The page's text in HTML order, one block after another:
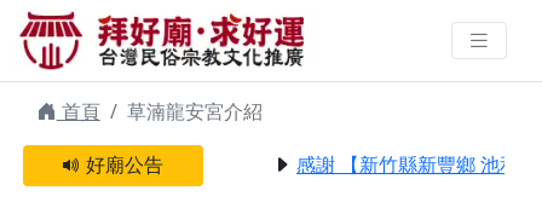
草湳龍安宮 | 拜好廟求好運 找到與
您有緣的信仰
首頁
草湳龍安宮介紹
好廟公告
感謝 【新竹縣新豐鄉 池和宮